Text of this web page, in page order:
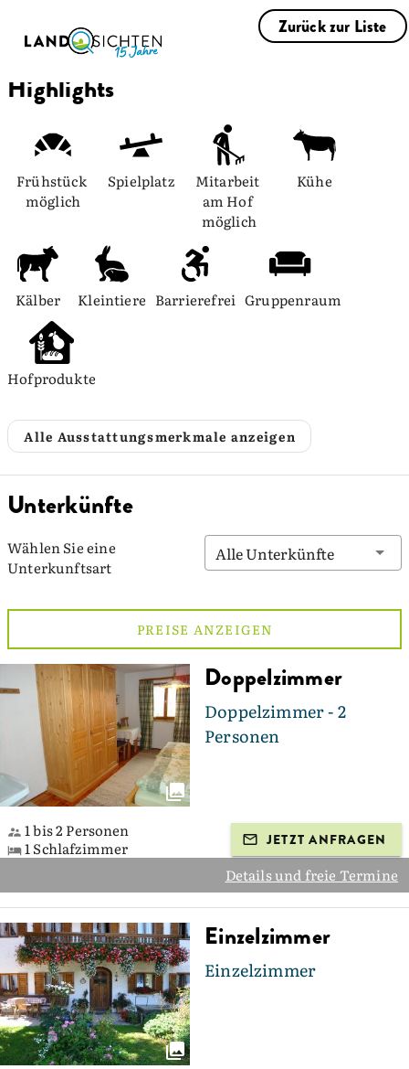
Zurück zur Liste
Highlights
Frühstück
möglich
Spielplatz
Mitarbeit
am Hof
möglich
Kühe
Kälber Kleintiere Barrierefrei Gruppenraum
Hofprodukte
Alle Ausstattungsmerkmale anzeigen
Unterkünfte
Wählen Sie eine
Unterkunftsart
Alle Unterkünfte
PREISE ANZEIGEN
Doppelzimmer
Doppelzimmer - 2
Personen
1 bis 2 Personen
1 Schlafzimmer
JETZT ANFRAGEN
Details und freie Termine
Einzelzimmer
Einzelzimmer